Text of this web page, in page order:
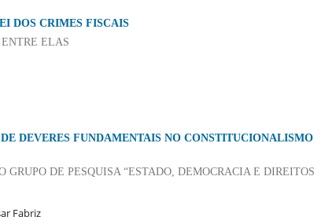
DOS CRIMES FISCAIS
ELAS
DEVERES FUNDAMENTAIS NO CONSTITUCIONALISMO
DE PESQUISA “ESTADO, DEMOCRACIA E DIREITOS
Fabriz